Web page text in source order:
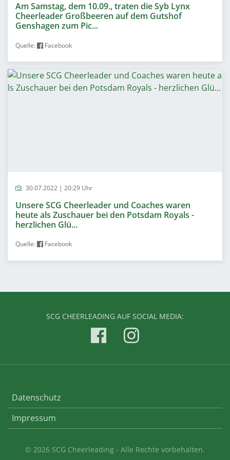
Am Samstag, dem 10.09., traten die Syb Lynx
Cheerleader Großbeeren auf dem Gutshof
Genshagen zum Pic...
Quelle: Facebook
30.07.2022 | 20:29 Uhr
Unsere SCG Cheerleader und Coaches waren
heute als Zuschauer bei den Potsdam Royals -
herzlichen Glü...
Quelle: Facebook
SCG CHEERLEADING AUF SOCIAL MEDIA:
Datenschutz
Impressum
© 2026 SCG Cheerleading - Alle Rechte vorbehalten.